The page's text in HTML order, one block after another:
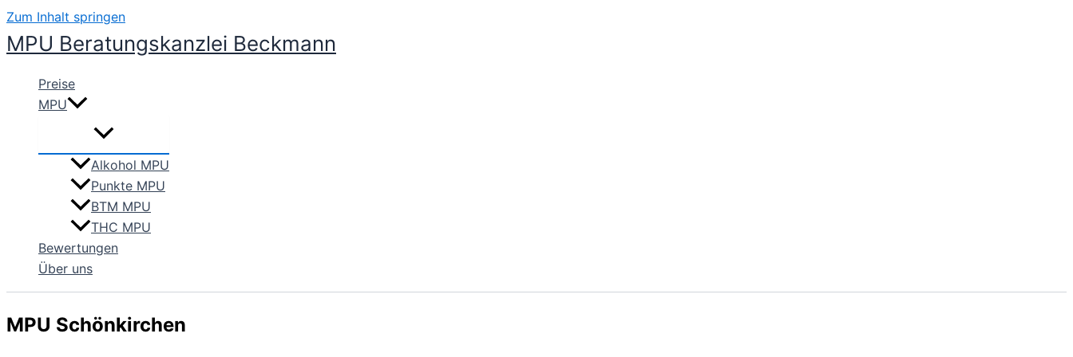
Zum Inhalt springen
MPU Beratungskanzlei Beckmann
Preise
MPU
Alkohol MPU
Punkte MPU
BTM MPU
THC MPU
Bewertungen
Über uns
MPU Schönkirchen